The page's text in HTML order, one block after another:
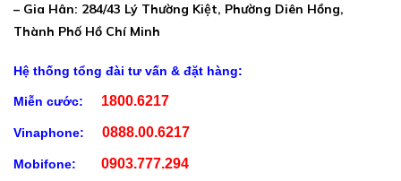
Cao Kê Huyết Đằng:
…………………………………………………..60mg
Cao Thổ Phục Linh:……………………………………………………
60mg
Cao Hy Thiêm:
– Gia Hân: 284/43 Lý Thường Kiệt, Phường Diên Hồng,
Thành Phố Hồ Chí Minh
Hệ thống tổng đài tư vấn & đặt hàng:
Miễn cước: 1800.6217
Vinaphone: 0888.00.6217
Mobifone: 0903.777.294